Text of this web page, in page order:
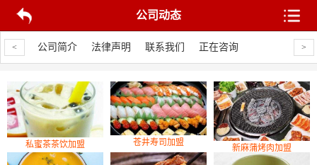
公司动态
<
态 公司简介 法律声明 联系我们 正在咨询 >
私蜜茶茶饮加盟 苍井寿司加盟
新麻蒲烤肉加盟